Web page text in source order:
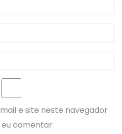
e site neste navegador
comentar.